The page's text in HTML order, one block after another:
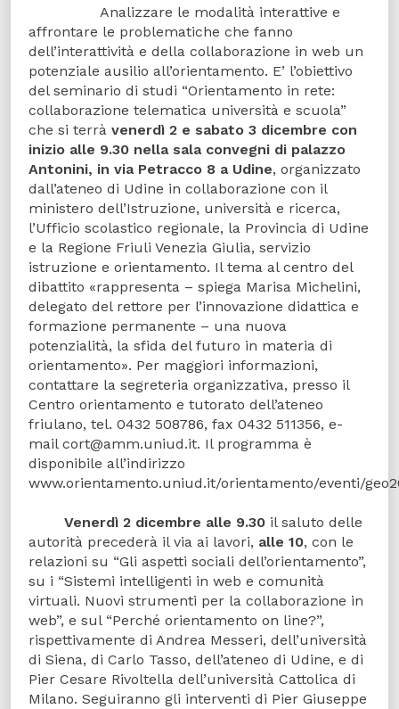
Analizzare le modalità interattive e
affrontare le problematiche che fanno
dell’interattività e della collaborazione in web un
potenziale ausilio all’orientamento. E’ l’obiettivo
del seminario di studi “Orientamento in rete:
collaborazione telematica università e scuola”
che si terrà venerdì 2 e sabato 3 dicembre con
inizio alle 9.30 nella sala convegni di palazzo
Antonini, in via Petracco 8 a Udine, organizzato
dall’ateneo di Udine in collaborazione con il
ministero dell’Istruzione, università e ricerca,
l’Ufficio scolastico regionale, la Provincia di Udine
e la Regione Friuli Venezia Giulia, servizio
istruzione e orientamento. Il tema al centro del
dibattito «rappresenta – spiega Marisa Michelini,
delegato del rettore per l’innovazione didattica e
formazione permanente – una nuova
potenzialità, la sfida del futuro in materia di
orientamento». Per maggiori informazioni,
contattare la segreteria organizzativa, presso il
Centro orientamento e tutorato dell’ateneo
friulano, tel. 0432 508786, fax 0432 511356, e-
mail cort@amm.uniud.it. Il programma è
disponibile all’indirizzo
www.orientamento.uniud.it/orientamento/eventi/
Venerdì 2 dicembre alle 9.30 il saluto delle
autorità precederà il via ai lavori, alle 10, con le
relazioni su “Gli aspetti sociali dell’orientamento”,
su i “Sistemi intelligenti in web e comunità
virtuali. Nuovi strumenti per la collaborazione in
web”, e sul “Perché orientamento on line?”,
rispettivamente di Andrea Messeri, dell’università
di Siena, di Carlo Tasso, dell’ateneo di Udine, e di
Pier Cesare Rivoltella dell’università Cattolica di
Milano. Seguiranno gli interventi di Pier Giuseppe